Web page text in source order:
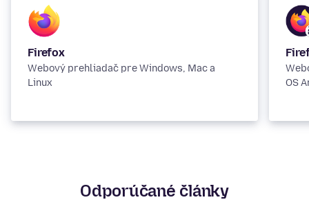
Firefox
Webový prehliadač pre Windows, Mac a
Linux
OS
Odporúčané články